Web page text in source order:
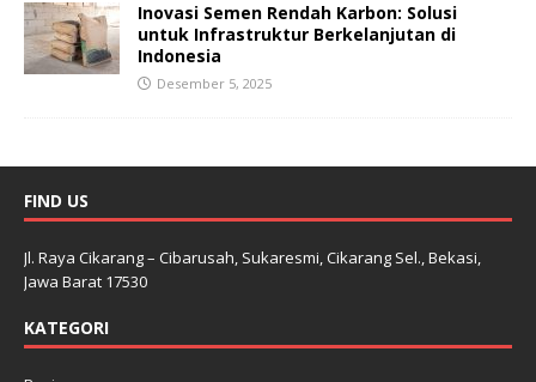
Inovasi Semen Rendah Karbon: Solusi
untuk Infrastruktur Berkelanjutan di
Indonesia
Desember 5, 2025
FIND US
Jl. Raya Cikarang – Cibarusah, Sukaresmi, Cikarang Sel., Bekasi,
Jawa Barat 17530
KATEGORI